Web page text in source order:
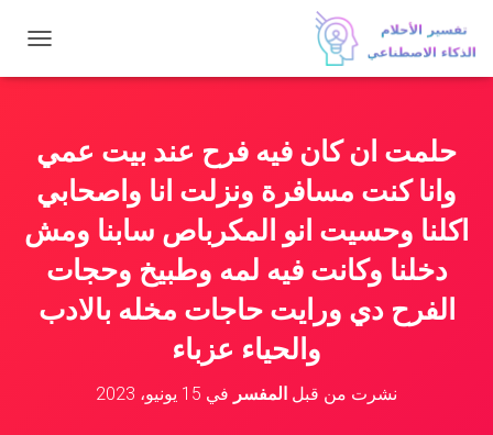
ب
ا
ت
ق
حلمت ان كان فيه فرح عند بيت عمي
وانا كنت مسافرة ونزلت انا واصحابي
اكلنا وحسيت انو المكرباص سابنا ومش
دخلنا وكانت فيه لمه وطبيخ وحجات
الفرح دي ورايت حاجات مخله بالادب
والحياء عزباء
نشرت من قبل المفسر في 15 يونيو، 2023